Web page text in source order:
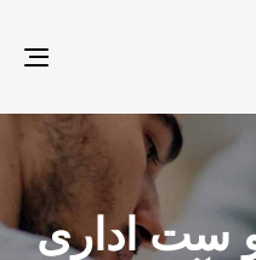
ست اداری